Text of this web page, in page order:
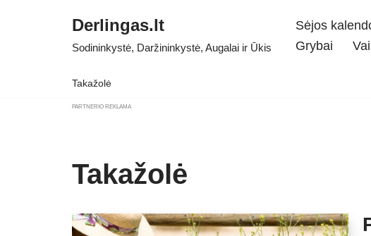
Derlingas.lt
Sodininkystė, Daržininkystė, Augalai ir Ūkis
Sėjos
Grybai
Takažolė
PARTNERIO REKLAMA
Takažolė